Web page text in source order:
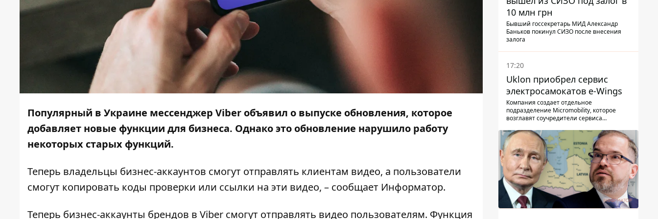
Популярный в Украине мессенджер Viber объявил о выпуске обновления, которое
добавляет новые функции для бизнеса. Однако это обновление нарушило работу
некоторых старых функций.
Теперь владельцы бизнес-аккаунтов смогут отправлять клиентам видео, а пользователи
смогут копировать коды проверки или ссылки на эти видео, – сообщает Информатор.
Теперь бизнес-аккаунты брендов в Viber смогут отправлять видео пользователям. Функция
10 млн грн
Бывший госсекретарь МИД Александр
Баньков покинул СИЗО после внесения
залога
17:20
Uklon приобрел сервис
электросамокатов e-Wings
Компания создает отдельное
подразделение Micromobility, которое
возглавят соучредители сервиса